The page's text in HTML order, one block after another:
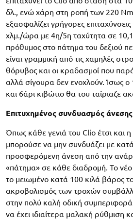
δλ., ενώ χάρη στη ροπή των 220 Nm
εξασφαλίζει γρήγορες
χλμ./ώρα με 4η/5η ταχύτητα σε
πρόθυμος στο πάτημα του δεξιού
είναι γραμμική από τις χαμηλές
θόρυβος και οι κραδασμοί που
αλλά σίγουρα δεν ενοχλούν. Ίσως ο
και 6άρι κιβώτιο θα του ταίριαζε
Επιτυχημένος συνδυασμός
Όπως κάθε γενιά του Clio έτσι και
μπορούσε να μην συνδυάζει με
προσφερόμενη άνεση από την
«πάτημα» σε κάθε διαδρομή. Το νέο
το μειωμένο κατά 100 κιλά βάρος
ακροβολισμός των τροχών
στην πολύ καλή οδική
να έχει ιδιαίτερα μαλακή ρύθμιση